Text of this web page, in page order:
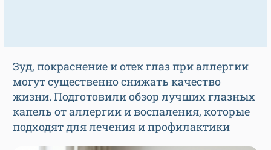
Зуд, покраснение и отек глаз при аллергии
могут существенно снижать качество
жизни. Подготовили обзор лучших глазных
капель от аллергии и воспаления, которые
подходят для лечения и профилактики